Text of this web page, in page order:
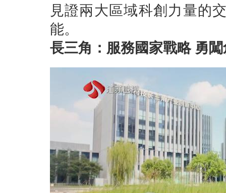
見證兩大區域科創力量的
能。
長三角：服務國家戰略 勇